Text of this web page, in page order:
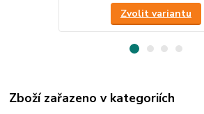
Zvolit variantu
Zboží zařazeno v kategoriích